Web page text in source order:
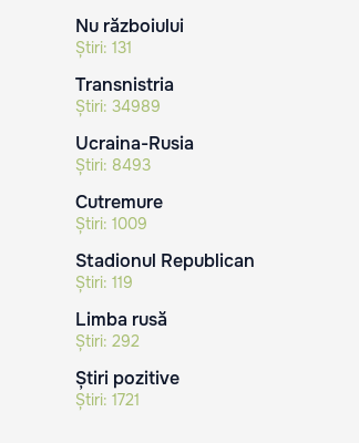
Nu războiului
Știri: 131
Transnistria
Știri: 34989
Ucraina-Rusia
Știri: 8493
Cutremure
Știri: 1009
Stadionul Republican
Știri: 119
Limba rusă
Știri: 292
Știri pozitive
Știri: 1721